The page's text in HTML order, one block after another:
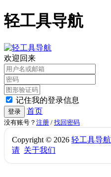
轻工具导航
欢迎回来
记住我的登录信息
登录 首页
没有账号？ 注册 / 找回密码
Copyright © 2026 轻工具导航
请 关于我们